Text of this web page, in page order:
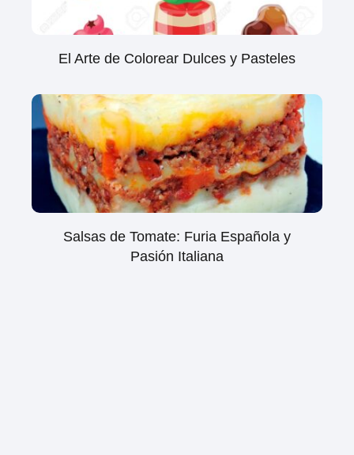
El Arte de Colorear Dulces y Pasteles
Salsas de Tomate: Furia Española y
Pasión Italiana